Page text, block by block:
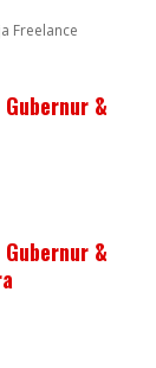
Freelance
&
&